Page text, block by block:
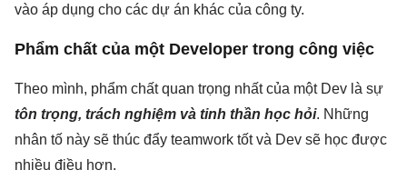
vào áp dụng cho các dự án khác của công ty.
Phẩm chất của một Developer trong công việc
Theo mình, phẩm chất quan trọng nhất của một Dev là sự
tôn trọng, trách nghiệm và tinh thần học hỏi. Những
nhân tố này sẽ thúc đẩy teamwork tốt và Dev sẽ học được
nhiều điều hơn.